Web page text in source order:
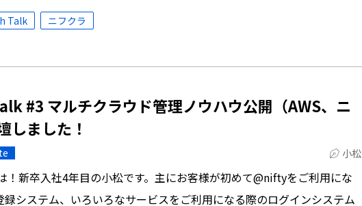
Talk ニフクラ
#3 マルチクラウド管理ノウハウ公開（AWS、ニ
しました！
小松
！新卒入社4年目の小松です。主にお客様が初めて@niftyをご利用にな
録システム、いろいろなサービスをご利用になる際のログインシステム